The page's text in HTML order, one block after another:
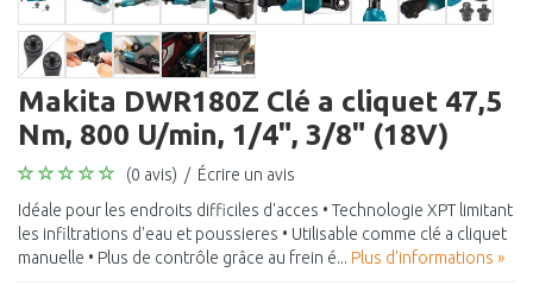
Makita DWR180Z Clé a cliquet 47,5
Nm, 800 U/min, 1/4", 3/8" (18V)
(0 avis) / Écrire un avis
Idéale pour les endroits difficiles d'acces • Technologie XPT limitant
les infiltrations d'eau et poussieres • Utilisable comme clé a cliquet
manuelle • Plus de contrôle grâce au frein é... Plus d'informations »